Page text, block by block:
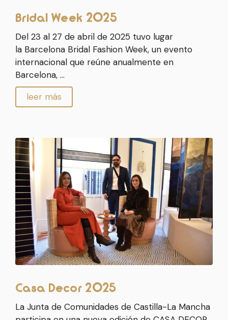
Bridal Week 2025
Del 23 al 27 de abril de 2025 tuvo lugar
la Barcelona Bridal Fashion Week, un evento
internacional que reúne anualmente en
Barcelona, …
leer más
Casa Decor 2025
La Junta de Comunidades de Castilla-La Mancha